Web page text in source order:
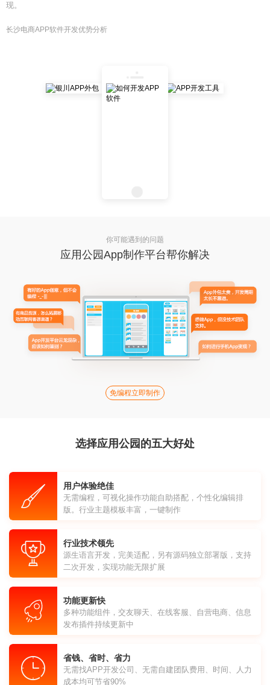
现。
长沙电商APP软件开发优势分析
你可能遇到的问题
应用公园App制作平台帮你解决
免编程立即制作
选择应用公园的五大好处
用户体验绝佳
无需编程，可视化操作功能自助搭配，个性化编辑排
版。行业主题模板丰富，一键制作
行业技术领先
源生语言开发，完美适配，另有源码独立部署版，支持
二次开发，实现功能无限扩展
功能更新快
多种功能组件，交友聊天、在线客服、自营电商、信息
发布插件持续更新中
省钱、省时、省力
无需找APP开发公司、无需自建团队费用、时间、人力
成本均可节省90%